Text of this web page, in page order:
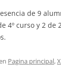
de 9
4º curso y 2 de
Pagina principal,